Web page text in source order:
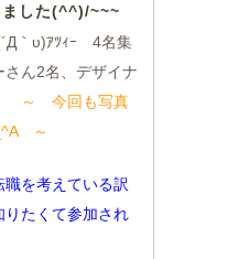
ました(^^)/~~~
｀υ)ｱﾂｨｰ 4名集
ん2名、デザイナ
～ 今回も写真
～
を考えている訳
りたくて参加され